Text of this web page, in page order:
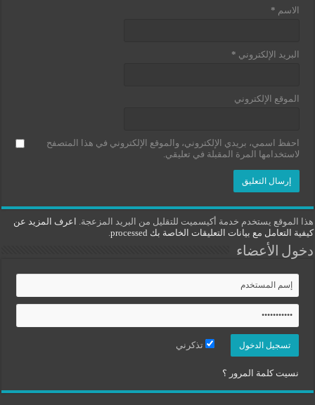
الاسم *
البريد الإلكتروني *
الموقع الإلكتروني
احفظ اسمي، بريدي الإلكتروني، والموقع الإلكتروني في هذا المتصفح
لاستخدامها المرة المقبلة في تعليقي.
هذا الموقع يستخدم خدمة أكيسميت للتقليل من البريد المزعجة. اعرف المزيد عن
كيفية التعامل مع بيانات التعليقات الخاصة بك processed
.
دخول الأعضاء
تذكرني
نسيت كلمة المرور ؟